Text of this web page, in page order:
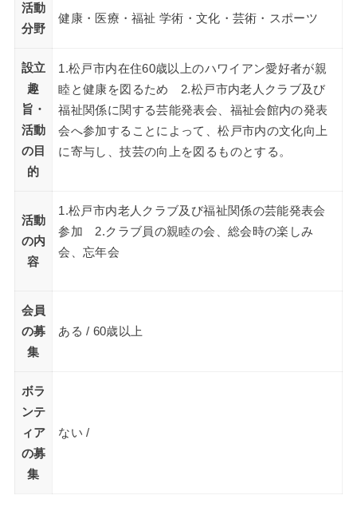
活動
分野
健康・医療・福祉 学術・文化・芸術・スポーツ
設立
趣
旨・
活動
の目
的
1.松戸市内在住60歳以上のハワイアン愛好者が親
睦と健康を図るため 2.松戸市内老人クラブ及び
福祉関係に関する芸能発表会、福祉会館内の発表
会へ参加することによって、松戸市内の文化向上
に寄与し、技芸の向上を図るものとする。
活動
の内
容
1.松戸市内老人クラブ及び福祉関係の芸能発表会
参加 2.クラブ員の親睦の会、総会時の楽しみ
会、忘年会
会員
の募
集
ある / 60歳以上
ボラ
ンテ
ィア
の募
集
ない /